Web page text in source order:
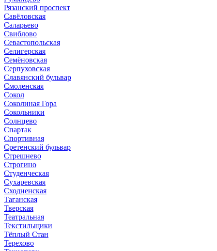
Рязанский проспект
Савёловская
Саларьево
Свиблово
Севастопольская
Селигерская
Семёновская
Серпуховская
Славянский бульвар
Смоленская
Сокол
Соколиная Гора
Сокольники
Солнцево
Спартак
Спортивная
Сретенский бульвар
Стрешнево
Строгино
Студенческая
Сухаревская
Сходненская
Таганская
Тверская
Театральная
Текстильщики
Тёплый Стан
Терехово